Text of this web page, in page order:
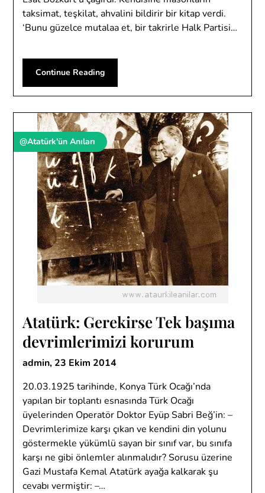
taksimat, teşkilat, ahvalini bildirir bir kitap verdi.
‘Bunu güzelce mutalaa et, bir takrirle Halk Partisi…
Continue Reading
@Atatürk'ün Anıları
Atatürk: Gerekirse Tek başıma
devrimlerimizi korurum
admin, 23 Ekim 2014
20.03.1925 tarihinde, Konya Türk Ocağı’nda
yapılan bir toplantı esnasında Türk Ocağı
üyelerinden Operatör Doktor Eyüp Sabri Beğ’in: –
Devrimlerimize karşı çıkan ve kendini din yolunu
göstermekle yükümlü sayan bir sınıf var, bu sınıfa
karşı ne gibi önlemler alınmalıdır? Sorusu üzerine
Gazi Mustafa Kemal Atatürk ayağa kalkarak şu
cevabı vermiştir: –…